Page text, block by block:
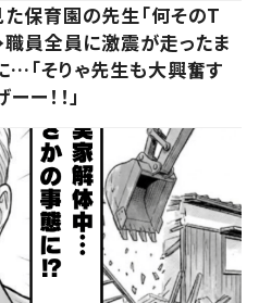
保育園の先生「何そのT
職員全員に激震が走ったま
…「そりゃ先生も大興奮す
ー！！」